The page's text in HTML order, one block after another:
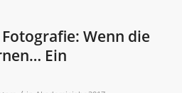
Wenn die
Ein